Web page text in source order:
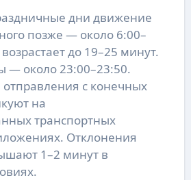
дни движение
позже — около 6:00–
до 19–25 минут.
— около 23:00–23:50.
с конечных
на
транспортных
Отклонения
1–2 минут в